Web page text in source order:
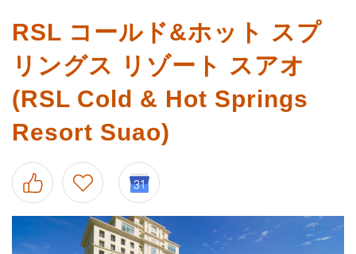
RSL コールド&ホット スプ
リングス リゾート スアオ
(RSL Cold & Hot Springs
Resort Suao)